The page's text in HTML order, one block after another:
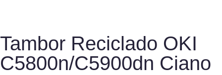
Tambor Reciclado OKI
C5800n/C5900dn Ciano